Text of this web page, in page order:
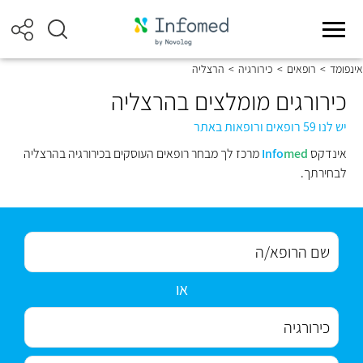
אינפומד > רופאים > כירורגיה > הרצליה
כירורגים מומלצים בהרצליה
יש לנו 59 רופאים ורופאות באתר
אינדקס
Infomed
מרכז לך מבחר רופאים העוסקים בכירורגיה בהרצליה
לבחירתך.
או